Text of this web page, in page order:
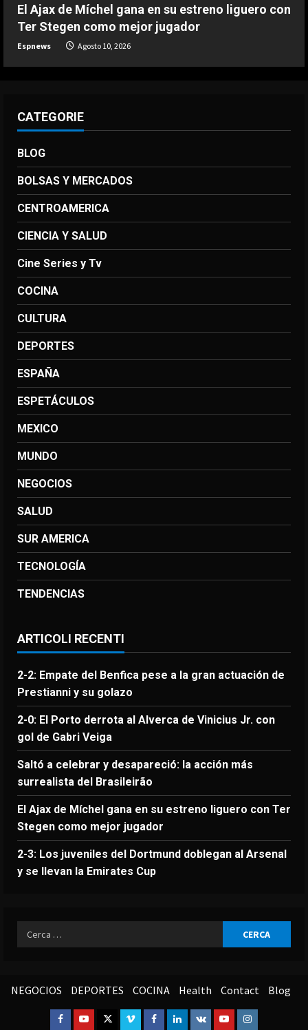
gran actuación de Prestianni y su
golazo
Agosto 10, 2026
El Ajax de Míchel gana en su estreno liguero con
Ter Stegen como mejor jugador
Espnews Agosto 10, 2026
CATEGORIE
BLOG
BOLSAS Y MERCADOS
CENTROAMERICA
CIENCIA Y SALUD
Cine Series y Tv
COCINA
CULTURA
DEPORTES
ESPAÑA
ESPETÁCULOS
MEXICO
MUNDO
NEGOCIOS
SALUD
SUR AMERICA
TECNOLOGÍA
TENDENCIAS
ARTICOLI RECENTI
2-2: Empate del Benfica pese a la gran actuación de
Prestianni y su golazo
2-0: El Porto derrota al Alverca de Vinicius Jr. con
gol de Gabri Veiga
Saltó a celebrar y desapareció: la acción más
surrealista del Brasileirão
El Ajax de Míchel gana en su estreno liguero con Ter
Stegen como mejor jugador
2-3: Los juveniles del Dortmund doblegan al Arsenal
y se llevan la Emirates Cup
Ricerca
per:
NEGOCIOS DEPORTES COCINA Health Contact Blog
Facebook
YoutubeTwitterVimeoFacebook
Linkedin
VK YoutubeInstagram